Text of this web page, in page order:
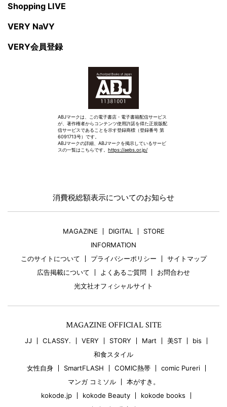
Shopping LIVE
VERY NaVY
VERY会員登録
ABJマークは、この電子書店・電子書籍配信サービス
が、著作権者からコンテンツ使用許諾を得た正規版配
信サービスであることを示す登録商標（登録番号 第
6091713号）です。
ABJマークの詳細、ABJマークを掲示しているサービ
スの一覧はこちらです。 https://aebs.or.jp/
消費税総額表示についてのお知らせ
MAGAZINE DIGITAL
STORE
INFORMATION
このサイトについて
プライバシーポリシー
サイトマップ
広告掲載について
よくあるご質問
お問合わせ
光文社オフィシャルサイト
MAGAZINE OFFICIAL SITE
JJ CLASSY. VERY STORY Mart 美ST
bis
和食スタイル
女性自身
SmartFLASH COMIC熱帯
comic Pureri
マンガ コミソル
本がすき。
kokode.jp
kokode Beauty
kokode books